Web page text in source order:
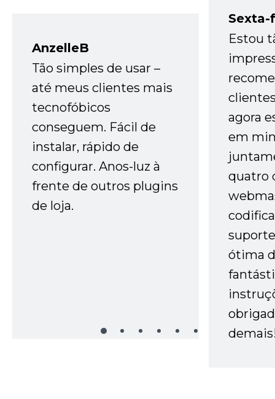
AnzelleB
Tão simples de usar –
até meus clientes mais
tecnofóbicos
conseguem. Fácil de
instalar, rápido de
configurar. Anos-luz à
frente de outros plugins
de loja.
Sexta-
Estou
agora
em
quatro
ótima